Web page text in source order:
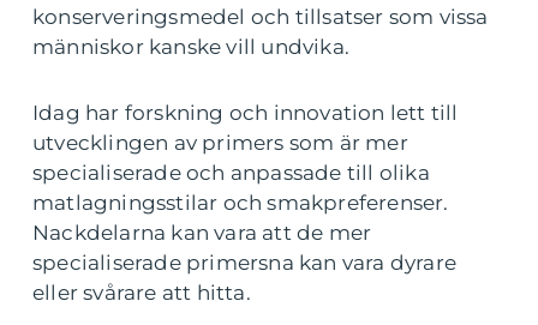
konserveringsmedel och tillsatser som vissa
människor kanske vill undvika.
Idag har forskning och innovation lett till
utvecklingen av primers som är mer
specialiserade och anpassade till olika
matlagningsstilar och smakpreferenser.
Nackdelarna kan vara att de mer
specialiserade primersna kan vara dyrare
eller svårare att hitta.